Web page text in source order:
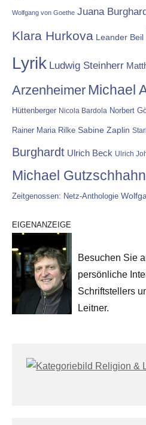
Wolfgang von Goethe Juana
Klara Hurkova Leander Beil
Lyrik Ludwig Steinherr
Arzenheimer Michael
Hüttenberger Nicola Bardola Norbert
Rainer Maria Rilke Sabine Zaplin
Burghardt Ulrich Beck Ulrich
Michael Gutzschhahn
Zeitgenossen: Netz-Anthologie
EIGENANZEIGE
Besuchen Sie
persönliche
Schriftstellers
Leitner.